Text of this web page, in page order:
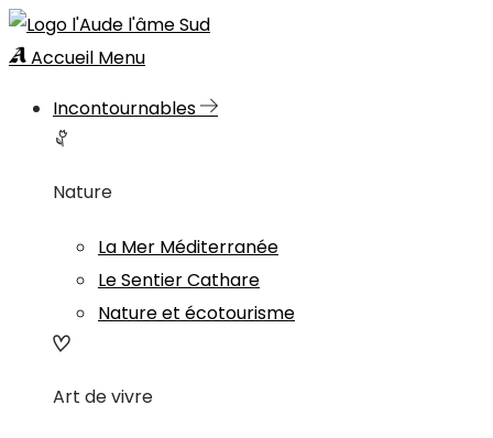
Accueil Menu
Incontournables
Nature
La Mer Méditerranée
Le Sentier Cathare
Nature et écotourisme
Art de vivre